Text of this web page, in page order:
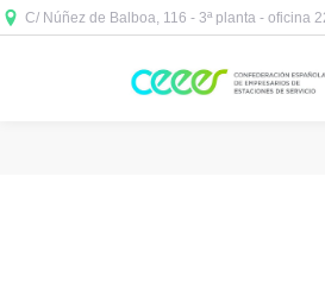
C/ Núñez de Balboa, 116 - 3ª planta - oficina